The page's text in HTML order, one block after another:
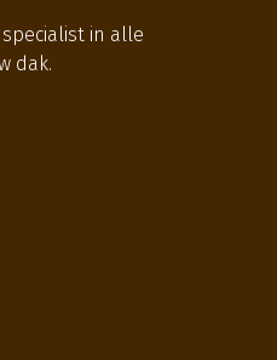
in alle
dak.